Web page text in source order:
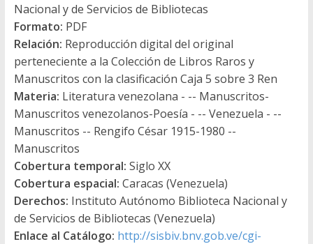
Nacional y de Servicios de Bibliotecas
Formato: PDF
Relación: Reproducción digital del original
perteneciente a la Colección de Libros Raros y
Manuscritos con la clasificación Caja 5 sobre 3 Ren
Materia: Literatura venezolana - -- Manuscritos-
Manuscritos venezolanos-Poesía - -- Venezuela - --
Manuscritos -- Rengifo César 1915-1980 --
Manuscritos
Cobertura temporal: Siglo XX
Cobertura espacial: Caracas (Venezuela)
Derechos: Instituto Autónomo Biblioteca Nacional y
de Servicios de Bibliotecas (Venezuela)
Enlace al Catálogo: http://sisbiv.bnv.gob.ve/cgi-